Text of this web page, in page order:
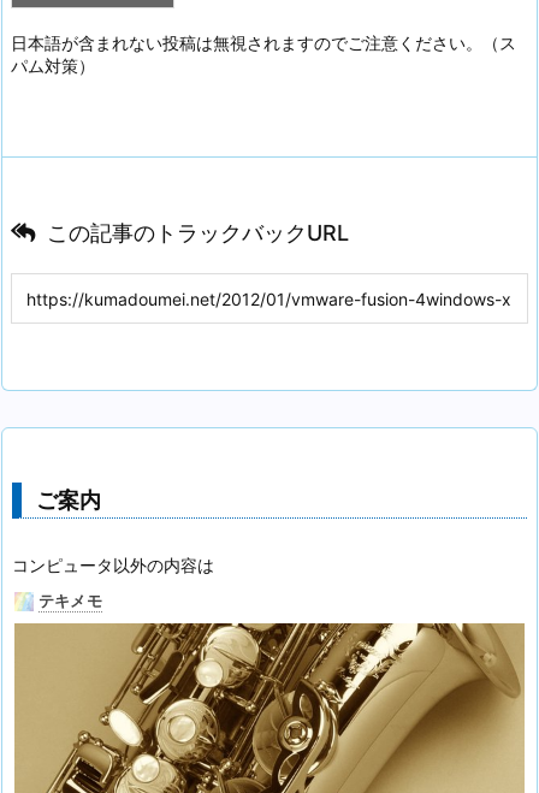
日本語が含まれない投稿は無視されますのでご注意ください。（ス
パム対策）
この記事のトラックバックURL
ご案内
コンピュータ以外の内容は